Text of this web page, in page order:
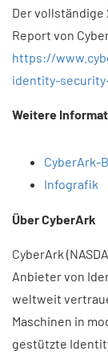
Der vollständige
Report von
https://
identity-
Weitere
CyberArk-
Infografik
Über CyberArk
CyberArk
Anbieter von
weltweit
Maschinen in
gestützte